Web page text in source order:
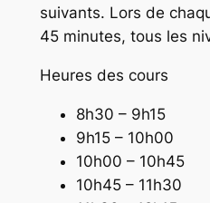
suivants. Lors de
45 minutes, tous les
Heures des cours
8h30 – 9h15
9h15 – 10h00
10h00 – 10h45
10h45 – 11h30